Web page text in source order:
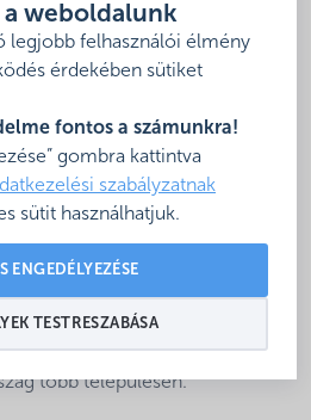
a weboldalunk
legjobb felhasználói élmény
érdekében sütiket
fontos a számunkra!
gombra kattintva
szabályzatnak
sütit használhatjuk.
ENGEDÉLYEZÉSE
TESTRESZABÁSA
immáron negyedik
aSzaunázók Hétvégéjét
3.
fürdők szabadon
kapcsolódó
szaunamester által
ugyanaz a tematikus szauna
Szaunaprogram –
több településén.